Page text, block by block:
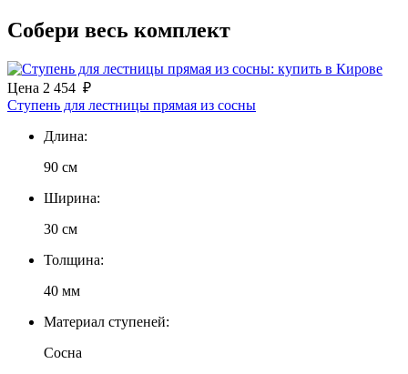
Собери весь комплект
Цена 2 454 ₽
Ступень для лестницы прямая из сосны
Длина:
90 см
Ширина:
30 см
Толщина:
40 мм
Материал ступеней:
Сосна